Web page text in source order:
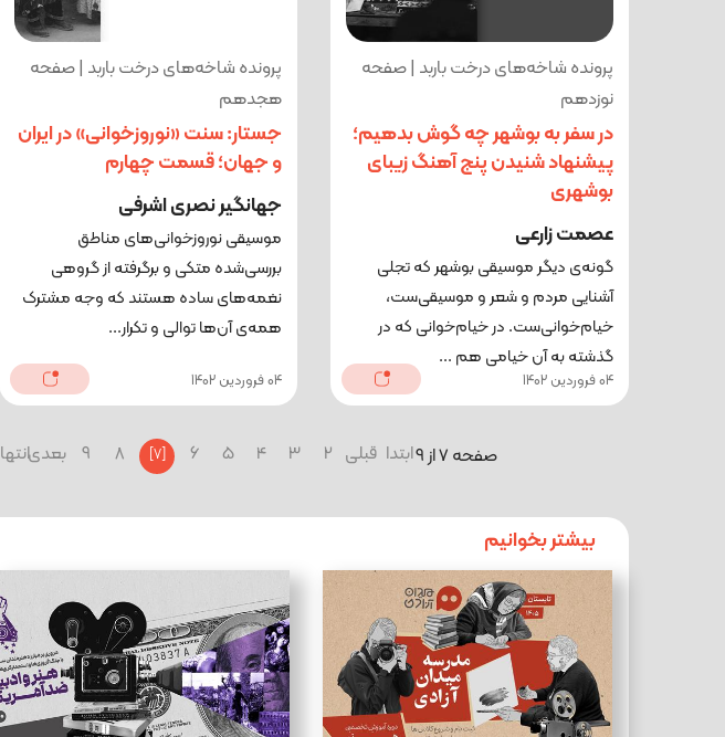
پرونده شاخه‌های درخت باربد | صفحه
نوزدهم
در سفر به بوشهر چه گوش بدهیم؛
پیشنهاد شنیدن پنج آهنگ زیبای
بوشهری
عصمت زارعی
گونه‌ی دیگر موسیقی بوشهر که تجلی
آشنایی مردم و شعر و موسیقی‌ست،
خیام‌خوانی‌ست. در خیام‌خوانی که در
گذشته به آن خیامی هم ...
04 فروردین 1402
پرونده شاخه‌های درخت باربد | صفحه
هجدهم
جستار: سنت «نوروزخوانی» در ایران
و جهان؛ قسمت چهارم
جهانگیر نصری اشرفی
موسیقی نوروزخوانی‌های مناطق
بررسی‌شده متکی و برگرفته از گروهی
نغمه‌های ساده هستند که وجه مشترک
همه‌ی آن‌ها توالی و تکرار...
04 فروردین 1402
صفحه 7 از 9 ابتدا قبلی 2
3
4
5
6
[7]
8
9 بعدیانتها
بیشتر بخوانیم